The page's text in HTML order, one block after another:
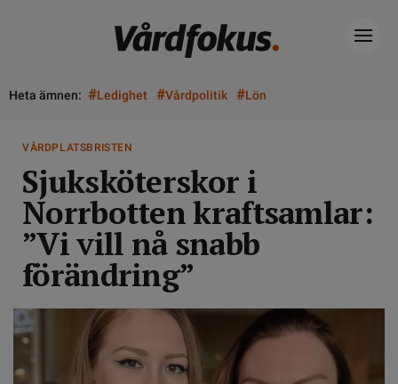
Heta ämnen: #Ledighet #Vårdpolitik #Lön
VÅRDPLATSBRISTEN
Sjuksköterskor i
Norrbotten kraftsamlar:
”Vi vill nå snabb
förändring”